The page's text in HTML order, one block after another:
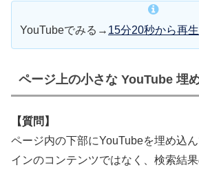
YouTubeでみる→ 15分20秒から再生
ページ上の小さな YouTube 埋
【質問】
ページ内の下部にYouTubeを埋め込
インのコンテンツではなく、検索結